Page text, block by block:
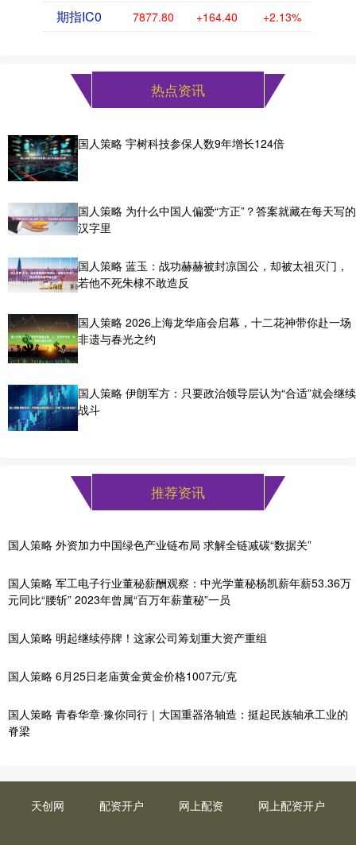
期指IC0 7877.80 +164.40 +2.13%
热点资讯
国人策略 宇树科技参保人数9年增长124倍
国人策略 为什么中国人偏爱“方正”？答案就藏在每天写的
汉字里
国人策略 蓝玉：战功赫赫被封凉国公，却被太祖灭门，
若他不死朱棣不敢造反
国人策略 2026上海龙华庙会启幕，十二花神带你赴一场
非遗与春光之约
国人策略 伊朗军方：只要政治领导层认为“合适”就会继续
战斗
推荐资讯
国人策略 外资加力中国绿色产业链布局 求解全链减碳“数据关”
国人策略 军工电子行业董秘薪酬观察：中光学董秘杨凯薪年薪53.36万
元同比“腰斩” 2023年曾属“百万年薪董秘”一员
国人策略 明起继续停牌！这家公司筹划重大资产重组
国人策略 6月25日老庙黄金黄金价格1007元/克
国人策略 青春华章·豫你同行｜大国重器洛轴造：挺起民族轴承工业的
脊梁
天创网 配资开户 网上配资 网上配资开户